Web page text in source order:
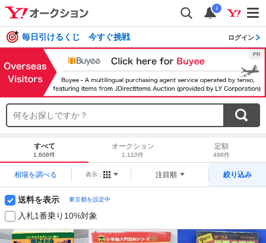
i
毎日引けるくじ 今すぐ挑戦 ログイン
すべて
1,608件
オークション
1,110件
定額
498件
相場を調べる 表示： 注目順 絞り込み
送料を表示 東京都を設定中
入札1番乗り10%対象